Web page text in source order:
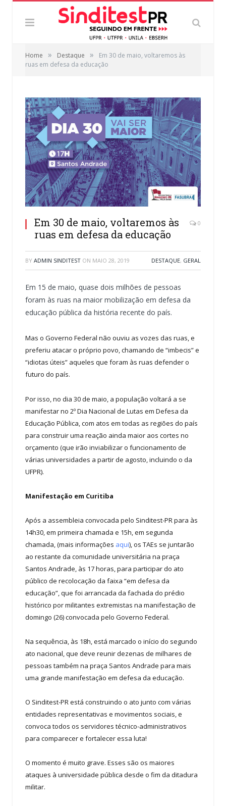
Home » Destaque »
Em 30 de maio, voltaremos às
ruas em defesa da educação
Em 30 de maio, voltaremos às
ruas em defesa da educação
0
BY ADMIN SINDITEST ON MAIO 28, 2019 DESTAQUE, GERAL
Em 15 de maio, quase dois milhões de pessoas
foram às ruas na maior mobilização em defesa da
educação pública da história recente do país.
Mas o Governo Federal não ouviu as vozes das ruas, e
preferiu atacar o próprio povo, chamando de “imbecis” e
“idiotas úteis” aqueles que foram às ruas defender o
futuro do país.
Por isso, no dia 30 de maio, a população voltará a se
manifestar no 2º Dia Nacional de Lutas em Defesa da
Educação Pública, com atos em todas as regiões do país
para construir uma reação ainda maior aos cortes no
orçamento (que irão inviabilizar o funcionamento de
várias universidades a partir de agosto, incluindo o da
UFPR).
Manifestação em Curitiba
Após a assembleia convocada pelo Sinditest-PR para às
14h30, em primeira chamada e 15h, em segunda
chamada, (mais informações aqui), os TAEs se juntarão
ao restante da comunidade universitária na praça
Santos Andrade, às 17 horas, para participar do ato
público de recolocação da faixa “em defesa da
educação”, que foi arrancada da fachada do prédio
histórico por militantes extremistas na manifestação de
domingo (26) convocada pelo Governo Federal.
Na sequência, às 18h, está marcado o início do segundo
ato nacional, que deve reunir dezenas de milhares de
pessoas também na praça Santos Andrade para mais
uma grande manifestação em defesa da educação.
O Sinditest-PR está construindo o ato junto com várias
entidades representativas e movimentos sociais, e
convoca todos os servidores técnico-administrativos
para comparecer e fortalecer essa luta!
O momento é muito grave. Esses são os maiores
ataques à universidade pública desde o fim da ditadura
militar.